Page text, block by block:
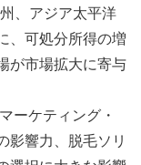
、アジア太平洋
、可処分所得の増
が市場拡大に寄与
マーケティング・
影響力、脱毛ソリ